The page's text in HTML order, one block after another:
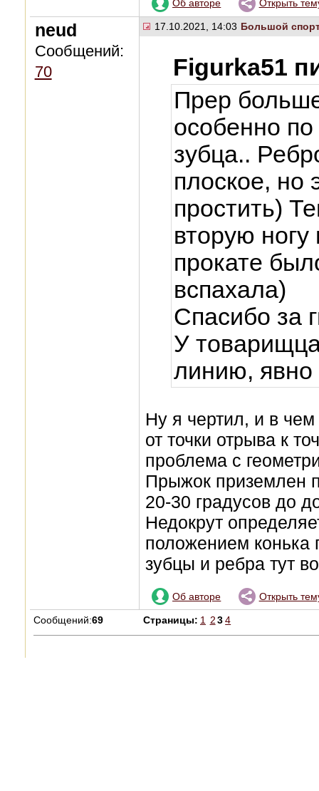
Об авторе Открыть
neud
Сообщений:
70
17.10.2021, 14:03 Большой
Figurka51
Прер
особенно
зубца..
плоское, но
простить)
вторую
прокате
вспахала)
Спасибо за
У
линию, явно
Ну я чертил, и в
от точки отрыва к
проблема с
Прыжок приземлен
20-30 градусов до
Недокрут
положением конька
зубцы и ребра тут
Об авторе Открыть
Сообщений:69 Страницы: 1 2 34